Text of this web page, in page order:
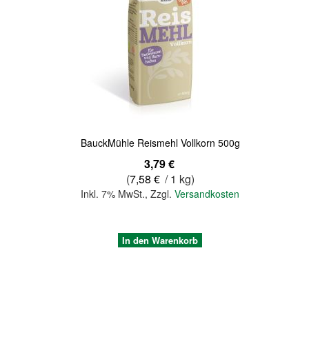
BauckMühle Reismehl Vollkorn 500g
3,79 €
(7,58 € / 1 kg)
Inkl. 7% MwSt.,Zzgl.Versandkosten
In den Warenkorb